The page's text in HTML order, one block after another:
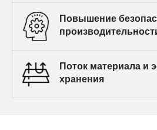
Повышение
Поток материала и
хранения